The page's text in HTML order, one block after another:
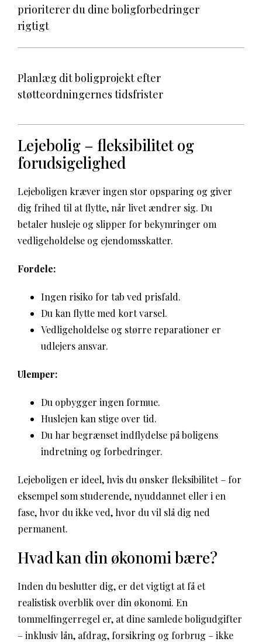
prioriterer du dine boligforbedringer
rigtigt
Planlæg dit boligprojekt efter
støtteordningernes tidsfrister
Lejebolig – fleksibilitet og
forudsigelighed
Lejeboligen kræver ingen stor opsparing og giver
dig frihed til at flytte, når livet ændrer sig. Du
betaler husleje og slipper for bekymringer om
vedligeholdelse og ejendomsskatter.
Fordele:
Ingen risiko for tab ved prisfald.
Du kan flytte med kort varsel.
Vedligeholdelse og større reparationer er
udlejers ansvar.
Ulemper:
Du opbygger ingen formue.
Huslejen kan stige over tid.
Du har begrænset indflydelse på boligens
indretning og forbedringer.
Lejeboligen er ideel, hvis du ønsker fleksibilitet – for
eksempel som studerende, nyuddannet eller i en
fase, hvor du ikke ved, hvor du vil slå dig ned
permanent.
Hvad kan din økonomi bære?
Inden du beslutter dig, er det vigtigt at få et
realistisk overblik over din økonomi. En
tommelfingerregel er, at dine samlede boligudgifter
– inklusiv lån, afdrag, forsikring og forbrug – ikke